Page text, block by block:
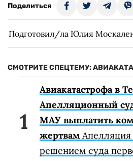
Поделиться
Подготовил/ла Юлия
СМОТРИТЕ СПЕЦТЕМУ:
Авиакатастрофа в
Апелляционный
МАУ выплатить
жертвам Апелляция
решением суда